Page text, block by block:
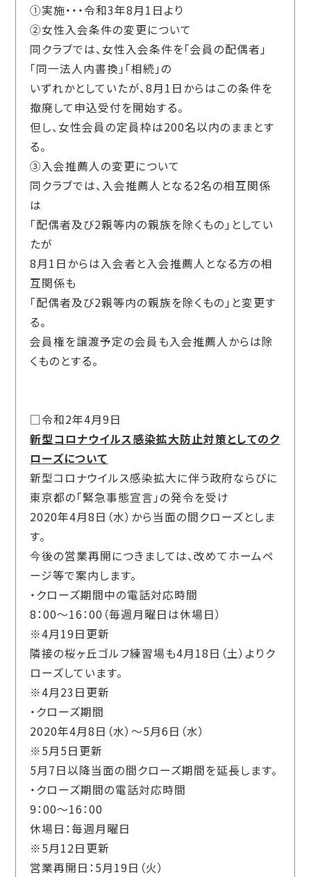
①実施・・・令和3年8月1日より
②女性入会条件の変更について
同クラブでは、女性入会条件を「会員の配偶者」
「同一法人内書換」「相続」の
いずれかとしていたが、8月1日からはこの条件を
撤廃して申込受付を開始する。
但し、女性会員の定員枠は200名以内のままとす
る。
③入会推薦人の変更について
同クラブでは、入会推薦人となる2名の相互関係
は
「配偶者及び2親等内の親族を除くもの」としてい
たが
8月1日からは入会者と入会推薦人となる方の相
互関係も
「配偶者及び2親等内の親族を除くもの」と変更す
る。
会員権を譲渡予定の会員も入会推薦人からは除
くものとする。
□令和2年4月9日
新型コロナウイルス感染拡大防止対策としてのク
ローズについて
新型コロナウイルス感染拡大に伴う政府ならびに
東京都の「緊急事態宣言」の発令を受け
2020年4月8日（水）から当面の間クローズとしま
す。
今後の営業再開につきましては、改めてホームペ
ージ等で案内します。
・クローズ期間中の電話対応時間
8：00～16：00（毎週月曜日は休場日）
※4月19日更新
隣接の桜ヶ丘ゴルフ練習場も4月18日（土）よりク
ローズしています。
※4月23日更新
・クローズ期間
2020年4月8日（水）～5月6日（水）
※5月5日更新
5月7日以降当面の間クローズ期間を延長します。
・クローズ期間の電話対応時間
9：00～16：00
休場日：毎週月曜日
※5月12日更新
営業再開日：5月19日（火）